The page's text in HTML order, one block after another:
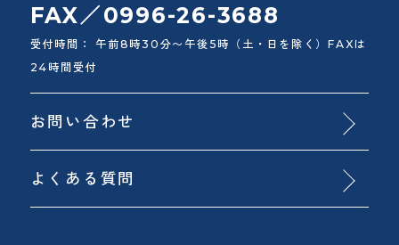
FAX／0996-26-3688
受付時間： 午前8時30分〜午後5時（土・日を除く）FAXは
24時間受付
お問い合わせ
よくある質問